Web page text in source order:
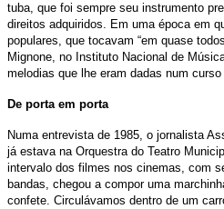
tuba, que foi sempre seu instrumento
direitos adquiridos. Em uma época em
populares, que tocavam “em quase
Mignone, no Instituto Nacional de
melodias que lhe eram dadas num curso
De porta em porta
Numa entrevista de 1985, o jornalista
já estava na Orquestra do Teatro
intervalo dos filmes nos cinemas, com
bandas, chegou a compor uma
confete. Circulávamos dentro de um